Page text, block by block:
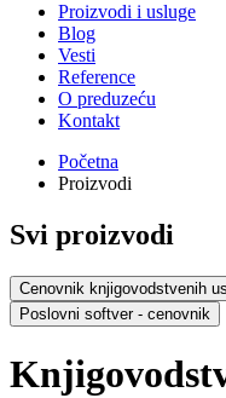
Proizvodi i usluge
Blog
Vesti
Reference
O preduzeću
Kontakt
Početna
Proizvodi
Svi proizvodi